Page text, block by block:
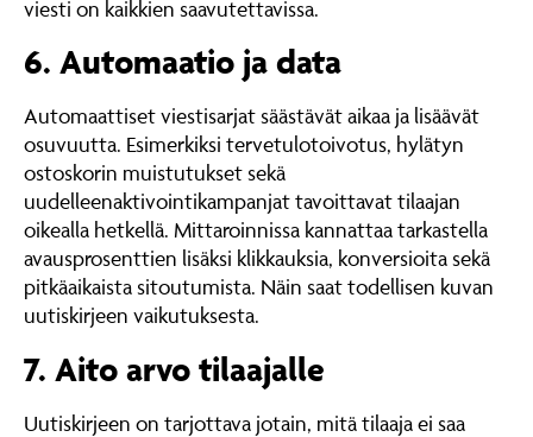
viesti on kaikkien saavutettavissa.
6. Automaatio ja data
Automaattiset viestisarjat säästävät aikaa ja lisäävät
osuvuutta. Esimerkiksi tervetulotoivotus, hylätyn
ostoskorin muistutukset sekä
uudelleenaktivointikampanjat tavoittavat tilaajan
oikealla hetkellä. Mittaroinnissa kannattaa tarkastella
avausprosenttien lisäksi klikkauksia, konversioita sekä
pitkäaikaista sitoutumista. Näin saat todellisen kuvan
uutiskirjeen vaikutuksesta.
7. Aito arvo tilaajalle
Uutiskirjeen on tarjottava jotain, mitä tilaaja ei saa